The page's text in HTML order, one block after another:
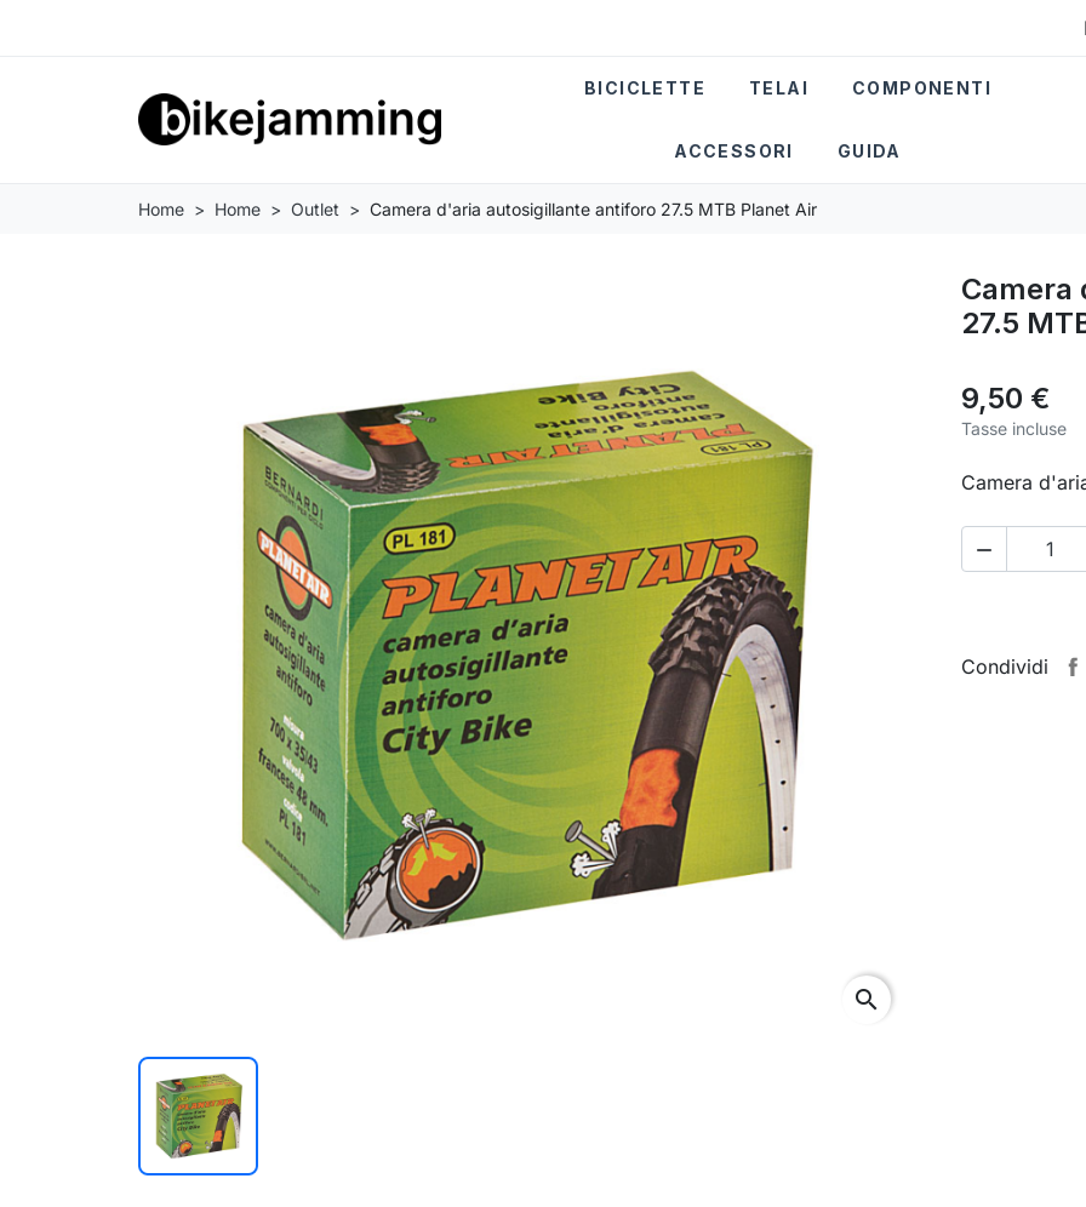
BICICLETTE TELAI COMPONENTI
ACCESSORI GUIDA
Home Home Outlet Camera d'aria autosigillante antiforo 27.5 MTB Planet Air
search
Camera
27.5
9,50 €
Tasse incluse
Camera

Condividi